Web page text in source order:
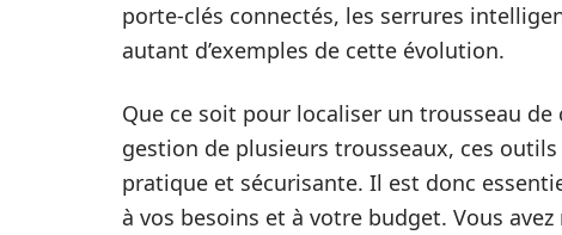
porte-clés connectés, les serrures
autant d’exemples de cette évolution.
Que ce soit pour localiser un trousseau
gestion de plusieurs trousseaux, ces
pratique et sécurisante. Il est donc
à vos besoins et à votre budget. Vous